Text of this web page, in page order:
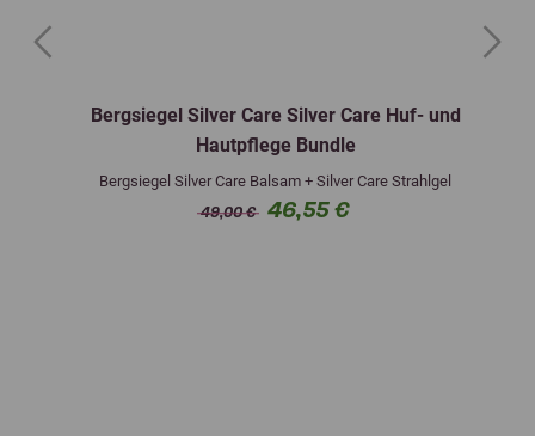
Bergsiegel Silver Care Silver Care Huf- und
Hautpflege Bundle
Bergsiegel Silver Care Balsam + Silver Care Strahlgel
49,00 € 46,55 €
Previous Next